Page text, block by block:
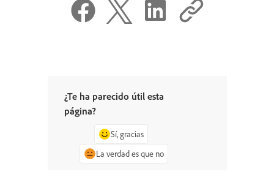
¿Te ha parecido útil esta
página?
Sí, gracias
La verdad es que no